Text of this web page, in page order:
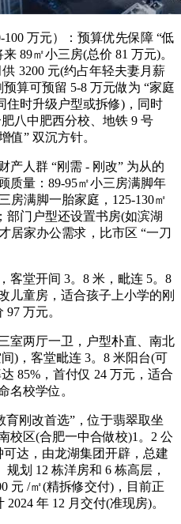
万元）：预算优先保障 “低
89㎡小三房(总价 81 万元)。
3200 元(约占年轻夫妻月薪
算可预留 5-8 万元做为 “家庭
住时升级户型或拆修)，同时
八中肥西分校、地铁 9 号
值” 双沉方针。
人群 “刚需 - 刚改” 为从的
质量：89-95㎡小三房满脚年
房满脚一胎家庭，125-130㎡
部门户型还设置书房(如滨湖
居家办公需求，比市区 “一刀
堂开间 3。8 米，毗连 5。8
儿童房，适合孩子上小学的刚
万元。
两厅一卫，户型朴直、南北
)，客堂毗连 3。8 米阳台(可
85%，首付仅 24 万元，适合
名校学位。
刚改首选”，位于翡翠取坐
校区(合肥一中合做校)1。2 公
达，由龙湖集团开辟，总建
划 12 栋洋房和 6 栋高层，
元 /㎡(精拆修交付)，目前正
年 12 月交付(准现房)。